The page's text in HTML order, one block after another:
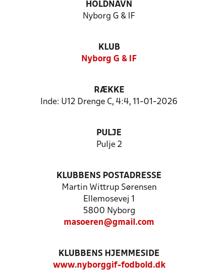
HOLDNAVN
Nyborg G & IF
KLUB
Nyborg G & IF
RÆKKE
Inde: U12 Drenge C, 4:4, 11-01-2026
PULJE
Pulje 2
KLUBBENS POSTADRESSE
Martin Wittrup Sørensen
Ellemosevej 1
5800 Nyborg
masoeren@gmail.com
KLUBBENS HJEMMESIDE
www.nyborggif-fodbold.dk